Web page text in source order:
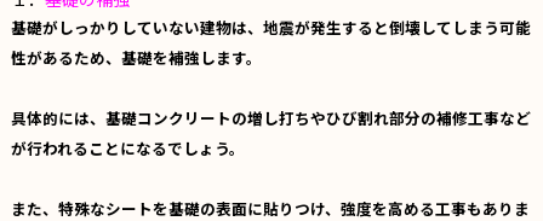
基礎がしっかりしていない建物は、地震が発生すると倒壊してしまう可能
性があるため、基礎を補強します。
具体的には、基礎コンクリートの増し打ちやひび割れ部分の補修工事など
が行われることになるでしょう。
また、特殊なシートを基礎の表面に貼りつけ、強度を高める工事もありま